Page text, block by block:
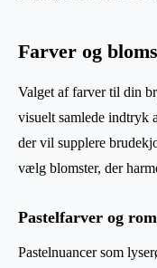
Farver og
Valget af farver til din
visuelt samlede indtryk
der vil supplere
vælg blomster, der
Pastelfarver og
Pastelnuancer som